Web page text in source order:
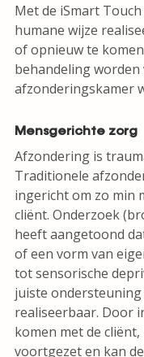
Met de iSmart
humane wijze
of opnieuw te
behandeling
afzonderingskamer
Mensgerichte zorg
Afzondering is
Traditionele
ingericht om zo min
cliënt. Onderzoek
heeft aangetoond
of een vorm van
tot sensorische
juiste
realiseerbaar. Door
komen met de
voortgezet en kan